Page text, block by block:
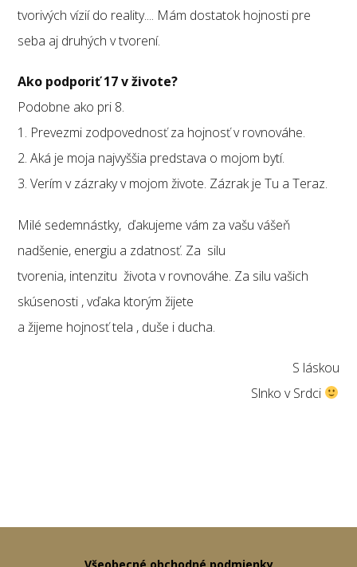
tvorivých vízií do reality.... Mám dostatok hojnosti pre
seba aj druhých v tvorení.
Ako podporiť 17 v živote?
Podobne ako pri 8.
1. Prevezmi zodpovednosť za hojnosť v rovnováhe.
2. Aká je moja najvyššia predstava o mojom bytí.
3. Verím v zázraky v mojom živote. Zázrak je Tu a Teraz.
Milé sedemnástky, ďakujeme vám za vašu vášeň
nadšenie, energiu a zdatnosť. Za silu
tvorenia, intenzitu života v rovnováhe. Za silu vašich
skúsenosti , vďaka ktorým žijete
a žijeme hojnosť tela , duše i ducha.
S láskou
Slnko v Srdci